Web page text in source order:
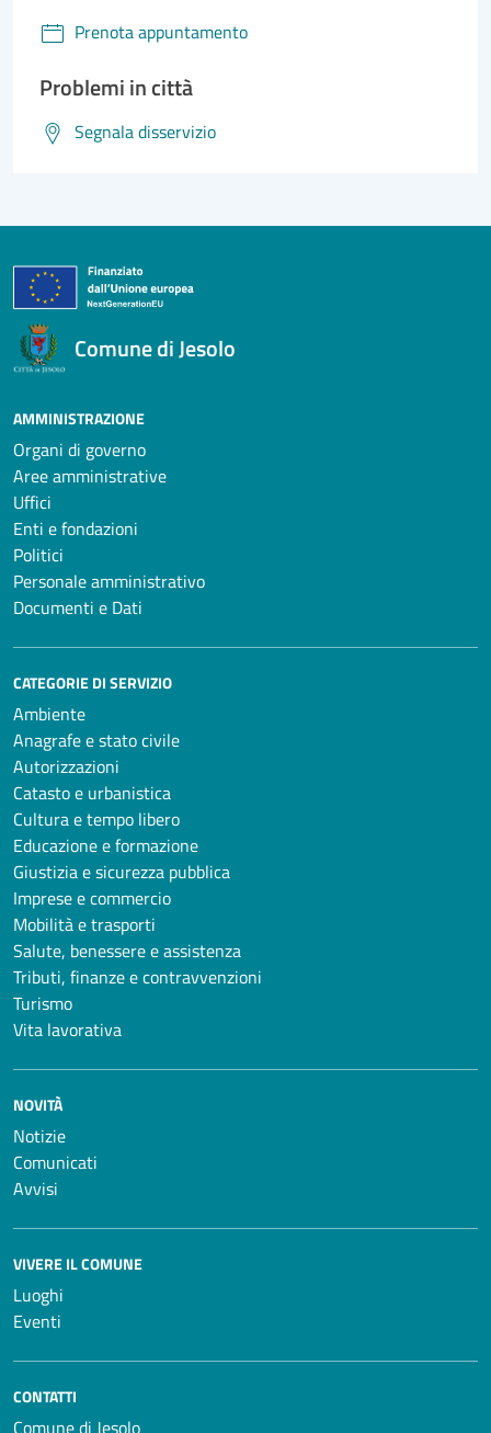
Prenota appuntamento
Problemi in città
Segnala disservizio
Comune di Jesolo
AMMINISTRAZIONE
Organi di governo
Aree amministrative
Uffici
Enti e fondazioni
Politici
Personale amministrativo
Documenti e Dati
CATEGORIE DI SERVIZIO
Ambiente
Anagrafe e stato civile
Autorizzazioni
Catasto e urbanistica
Cultura e tempo libero
Educazione e formazione
Giustizia e sicurezza pubblica
Imprese e commercio
Mobilità e trasporti
Salute, benessere e assistenza
Tributi, finanze e contravvenzioni
Turismo
Vita lavorativa
NOVITÀ
Notizie
Comunicati
Avvisi
VIVERE IL COMUNE
Luoghi
Eventi
CONTATTI
Comune di Jesolo